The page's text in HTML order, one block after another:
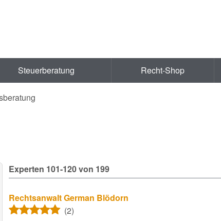
Steuerberatung Recht-Shop
Experten 101-120 von 199
Rechtsanwalt German Blödorn
(2)